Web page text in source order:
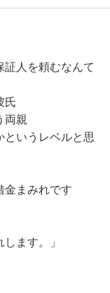
人を頼むなんて
氏
両親
いうレベルと思
金まみれです
ます。」